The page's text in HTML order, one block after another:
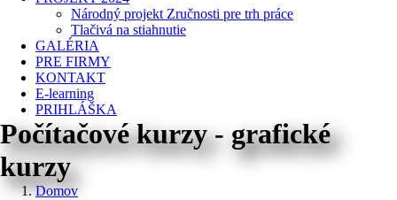
Národný projekt Zručnosti pre trh práce
Tlačivá na stiahnutie
GALÉRIA
PRE FIRMY
KONTAKT
E-learning
PRIHLÁŠKA
Počítačové kurzy - grafické
kurzy
Domov